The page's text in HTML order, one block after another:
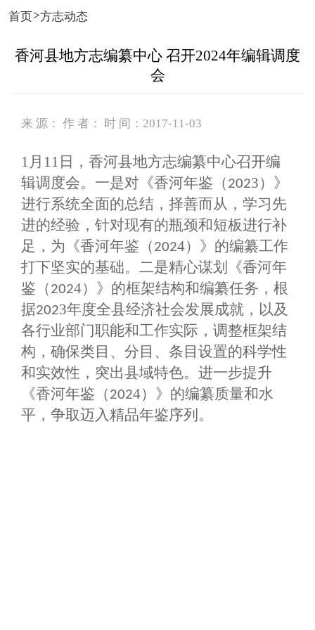
首页>方志动态
香河县地方志编纂中心 召开2024年编辑调度
会
来 源： 作 者： 时 间：2017-11-03
1 月 11 日，香河县地方志编纂中心召开编
辑调度会。 一是对《香河年鉴（2023）》
进行系统全面的总结，择善而从， 学习 先
进的经验，针对现有的瓶颈和短板进行补
足，为《香河年鉴（2024）》的编纂工作
打下坚实的基础。二是精心谋划《香河年
鉴（2024）》的框架结构和编纂任务，根
据2023年度全县经济社会发展成就，以及
各行业部门职能和工作实际，调整框架结
构，确保类目、分目、条目设置的科学性
和实效性，突出县域特色。进一步提升
《香河年鉴（2024）》的编纂质量和水
平，争取迈入精品年鉴序列。